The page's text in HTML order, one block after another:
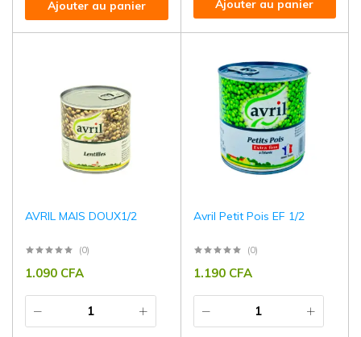
Ajouter au panier Ajouter au panier
AVRIL MAIS DOUX1/2
(0)
1.090 CFA
Avril Petit Pois EF 1/2
(0)
1.190 CFA